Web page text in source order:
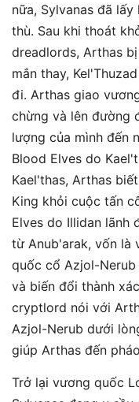
nữa, Sylvanas đã
thù. Sau khi thoát
dreadlords, Arthas
mắn thay,
đi. Arthas giao
chừng và lên đường
lượng của mình đến
Blood Elves do
Kael'thas, Arthas
King khỏi cuộc tấn
Elves do Illidan lãnh
từ Anub'arak, vốn là
quốc cổ Azjol-
và biến đổi thành
cryptlord nói với
Azjol-Nerub dưới
giúp Arthas đến
Trở lại vương quốc